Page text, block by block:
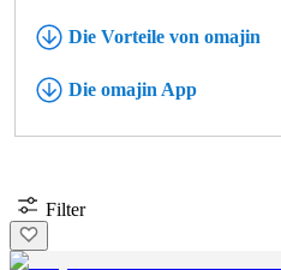
Die Vorteile von omajin
Die omajin App
Filter